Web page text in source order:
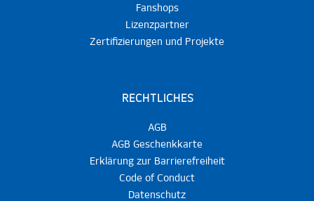
Fanshops
Lizenzpartner
Zertifizierungen und Projekte
RECHTLICHES
AGB
AGB Geschenkkarte
Erklärung zur Barrierefreiheit
Code of Conduct
Datenschutz